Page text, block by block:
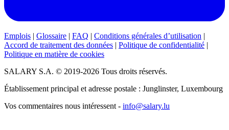
Emplois | Glossaire | FAQ | Conditions générales d’utilisation |
Accord de traitement des données | Politique de confidentialité |
Politique en matière de cookies
SALARY S.A. © 2019-2026 Tous droits réservés.
Établissement principal et adresse postale : Junglinster, Luxembourg
Vos commentaires nous intéressent - info@salary.lu